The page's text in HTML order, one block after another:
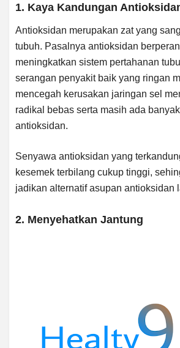
1. Kaya Kandungan
Antioksidan merupakan zat yang
tubuh. Pasalnya antioksidan
meningkatkan sistem pertahanan
serangan penyakit baik yang ringan
mencegah kerusakan jaringan sel
radikal bebas serta masih ada
antioksidan.
Senyawa antioksidan yang
kesemek terbilang cukup tinggi,
jadikan alternatif asupan antioksidan
2. Menyehatkan Jantung